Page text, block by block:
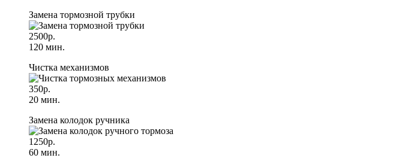
Замена тормозной трубки
2500р.
120 мин.
Чистка механизмов
350р.
20 мин.
Замена колодок ручника
1250р.
60 мин.